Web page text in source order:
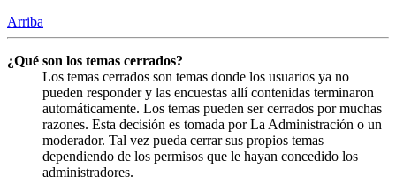
Arriba
¿Qué son los temas cerrados?
Los temas cerrados son temas donde los usuarios ya no
pueden responder y las encuestas allí contenidas terminaron
automáticamente. Los temas pueden ser cerrados por muchas
razones. Esta decisión es tomada por La Administración o un
moderador. Tal vez pueda cerrar sus propios temas
dependiendo de los permisos que le hayan concedido los
administradores.